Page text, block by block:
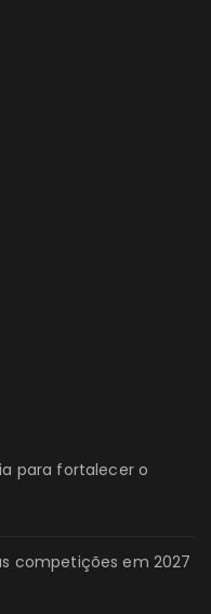
para fortalecer o
competições em 2027